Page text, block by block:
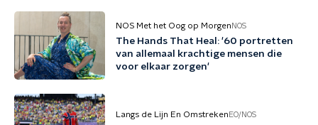
NOS Met het Oog op Morgen NOS
The Hands That Heal: '60 portretten
van allemaal krachtige mensen die
voor elkaar zorgen'
Langs de Lijn En Omstreken EO/NOS